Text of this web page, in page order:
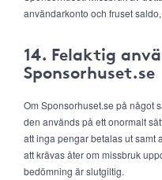
användarkonto och fruset
14. Felaktig
Sponsorhuset.se
Om Sponsorhuset.se på något
den används på ett onormalt
att inga pengar betalas ut samt
att krävas åter om missbruk
bedömning är slutgiltig.